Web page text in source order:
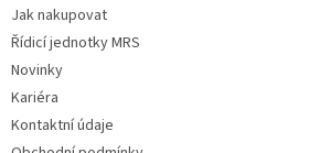
Jak nakupovat
Řídicí jednotky MRS
Novinky
Kariéra
Kontaktní údaje